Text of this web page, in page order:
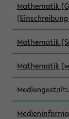
Mathematik
(Einschreibung
Mathematik
Mathematik